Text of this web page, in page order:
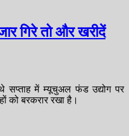
गिरे तो और खरीदें
में म्यूचुअल फंड उद्योग पर
को बरकरार रखा है।